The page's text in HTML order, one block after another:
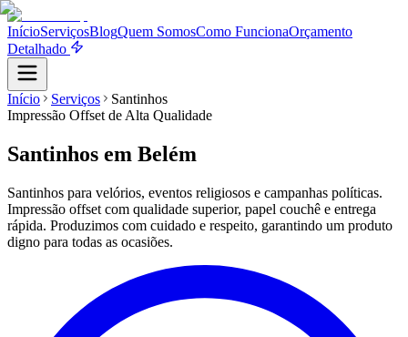
InícioServiçosBlogQuem SomosComo FuncionaOrçamento
Detalhado
Início Serviços
Santinhos
Impressão Offset de Alta Qualidade
Santinhos em Belém
Santinhos para velórios, eventos religiosos e campanhas políticas.
Impressão offset com qualidade superior, papel couchê e entrega
rápida. Produzimos com cuidado e respeito, garantindo um produto
digno para todas as ocasiões.